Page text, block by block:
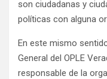
son ciudadanas y
políticas con alguna
En este mismo
General del OPLE
responsable de la